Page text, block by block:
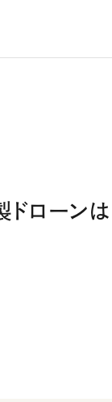
ドローン